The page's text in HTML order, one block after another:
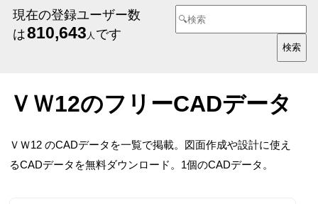
現在の登録ユーザー数
は810,643 人 です
ＶＷ12のフリーCADデータ
ＶＷ12 のCADデータを一覧で掲載。図面作成や設計に使え
るCADデータを無料ダウンロード。1個のCADデータ。